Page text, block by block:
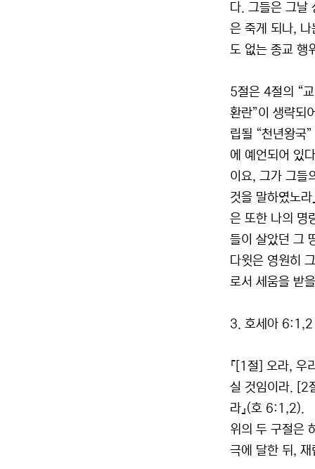
다. 그들은 그날
은 죽게 되나, 나
도 없는 종교 행
5절은 4절의 “
환란”이 생략되
립될 “천년왕국
에 예언되어 있
이요, 그가 그들
것을 말하였노
은 또한 나의 명
들이 살았던 그
다윗은 영원히
로서 세움을 받
3. 호세아
『[1절] 오라, 우
실 것임이라. [2
라』(호 6:1,2).
위의 두 구절은
극에 달한 뒤, 재